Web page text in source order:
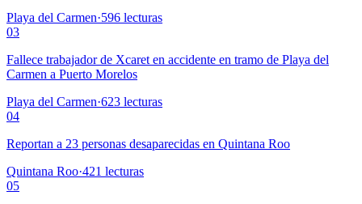
Playa del Carmen·596 lecturas
03
Fallece trabajador de Xcaret en accidente en tramo de Playa del
Carmen a Puerto Morelos
Playa del Carmen·623 lecturas
04
Reportan a 23 personas desaparecidas en Quintana Roo
Quintana Roo·421 lecturas
05